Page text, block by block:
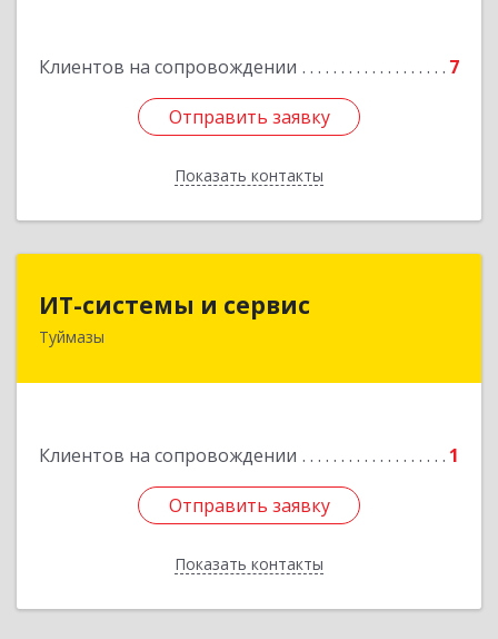
Клиентов на сопровождении 7
Отправить заявку
Показать контакты
Отправить заявку
Назад
ИТ-системы и сервис
Туймазы
Клиентов на сопровождении 1
Отправить заявку
Показать контакты
Подробнее
Отправить заявку
Назад